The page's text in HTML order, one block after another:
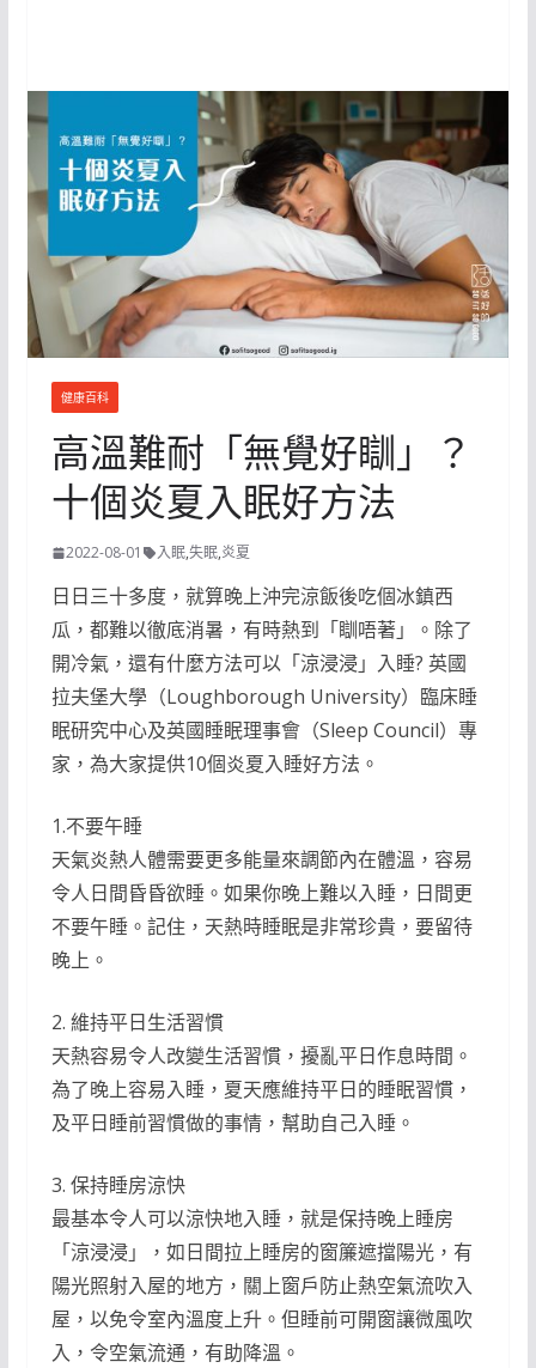
健康百科
高溫難耐「無覺好瞓」？
十個炎夏入眠好方法
2022-08-01 入眠,失眠,炎夏
日日三十多度，就算晚上沖完涼飯後吃個冰鎮西
瓜，都難以徹底消暑，有時熱到「瞓唔著」。除了
開冷氣，還有什麼方法可以「涼浸浸」入睡? 英國
拉夫堡大學（Loughborough University）臨床睡
眠研究中心及英國睡眠理事會（Sleep Council）專
家，為大家提供10個炎夏入睡好方法。
1.不要午睡
天氣炎熱人體需要更多能量來調節內在體溫，容易
令人日間昏昏欲睡。如果你晚上難以入睡，日間更
不要午睡。記住，天熱時睡眠是非常珍貴，要留待
晚上。
2. 維持平日生活習慣
天熱容易令人改變生活習慣，擾亂平日作息時間。
為了晚上容易入睡，夏天應維持平日的睡眠習慣，
及平日睡前習慣做的事情，幫助自己入睡。
3. 保持睡房涼快
最基本令人可以涼快地入睡，就是保持晚上睡房
「涼浸浸」，如日間拉上睡房的窗簾遮擋陽光，有
陽光照射入屋的地方，關上窗戶防止熱空氣流吹入
屋，以免令室內溫度上升。但睡前可開窗讓微風吹
入，令空氣流通，有助降溫。